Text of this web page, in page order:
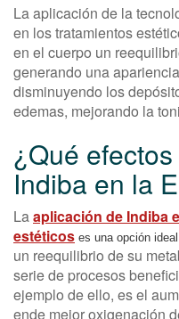
La aplicación de la
en los tratamientos
en el cuerpo un
generando una
disminuyendo los
edemas, mejorando la
¿Qué
Indiba en la
Laaplicación de Indiba
estéticos es una opción ideal
un reequilibrio de su
serie de procesos
ejemplo de ello, es el
ende mejor oxigenación